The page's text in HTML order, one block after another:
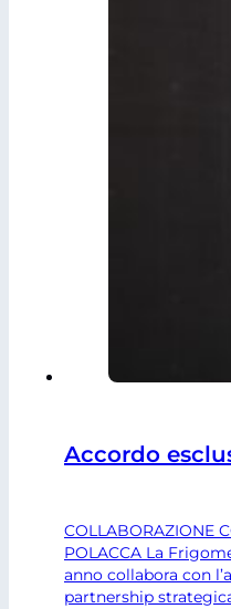
Accordo
COLLABORAZIONE
POLACCA La
anno collabora con
partnership